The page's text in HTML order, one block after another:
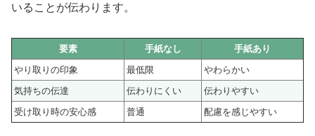
いることが伝わります。
要素 手紙なし
手紙あり
やり取りの印象
最低限
やわらかい
気持ちの伝達
伝わりにくい
伝わりやすい
受け取り時の安心感
普通 配慮を感じやすい